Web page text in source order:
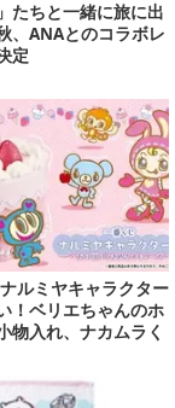
たちと一緒に旅に出
、ANAとのコラボレ
定
ナルミヤキャラクター
！ベリエちゃんのホ
物入れ、ナカムラく
トなどがズラリ